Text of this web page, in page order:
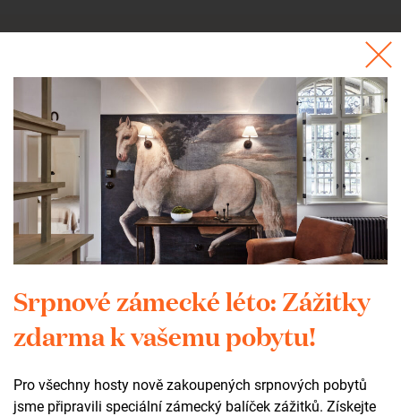
Potřebujete poradit? Kontaktujte Lenku.
Lenka Kremláčková
Event manager
+420 735 123 752
kremlackova@zamekzdar.cz
+420 602 565 309
tic@zamekzdar.cz
SOCIÁLNÍ SÍTĚ
Srpnové zámecké léto: Zážitky
zdarma k vašemu pobytu!
Pro všechny hosty nově zakoupených srpnových pobytů
jsme připravili speciální zámecký balíček zážitků. Získejte